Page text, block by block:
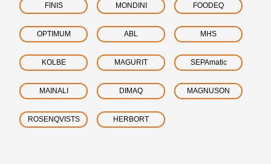
FINIS MONDINI FOODEQ
OPTIMUM ABL MHS
KOLBE MAGURIT SEPAmatic
MAINALI DIMAQ MAGNUSON
ROSENQVISTS HERBORT